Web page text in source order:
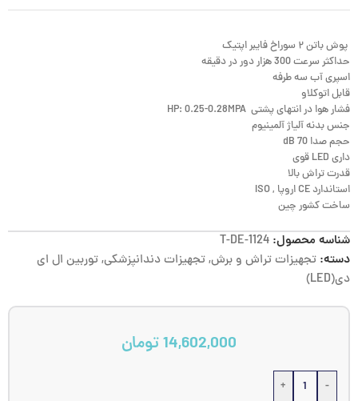
پوش باتن ۲ سوراخ فایبر اپتیک
حداکثر سرعت 300 هزار دور در دقیقه
اسپری آب سه طرفه
قابل اتوکلاو
فشار هوا در انتهای پشتی HP: 0.25-0.28MPA
جنس بدنه آلیاژ آلمینیوم
حجم صدا 70 dB
داری LED قوی
قدرت تراش بالا
استاندارد CE اروپا , ISO
ساخت کشور چین
شناسه محصول: T-DE-1124
دسته: تجهیزات تراش و برش,تجهیزات دندانپزشکی,توربین ال ای
دی(LED)
14,602,000تومان
-
+